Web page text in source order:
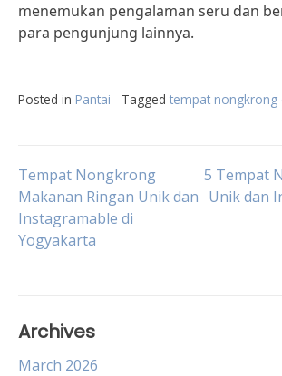
menemukan pengalaman seru dan
para pengunjung lainnya.
Posted in Pantai Tagged tempat nongkrong
Post
navigation
Tempat Nongkrong
Makanan Ringan Unik dan
Instagramable di
Yogyakarta
5 Tempat
Unik dan
Archives
March 2026